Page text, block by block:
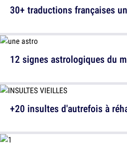
30+ traductions françaises
+20 insultes d'autrefois à
12 signes astrologiques du